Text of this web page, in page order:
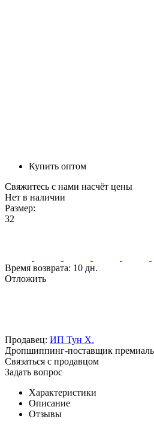
Купить оптом
Свяжитесь с нами насчёт цены
Нет в наличии
Размер:
32
Время возврата: 10 дн.
Отложить
Продавец: ИП Тун Х.
Дропшиппинг-поставщик
Связаться с продавцом
Задать вопрос
Характеристики
Описание
Отзывы